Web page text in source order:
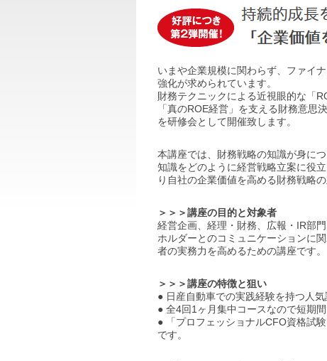
いまや企業規模に関わらず、ファイ
強化が求められています。
財務テクニックによる近視眼的な「
「真のROE経営」を支える財務意思
を研修会として開催致します。
本講座では、財務戦略の知識が身に
知識をどのように経営戦略立案に役
り自社の企業価値を高める財務戦略
＞＞＞講座の目的と対象者
経営企画、経理・財務、広報・IR部
ホルダーとのコミュニケーションに
者の実務力を高めるための講座です。
＞＞＞講座の特徴と狙い
● 日産自動車での実践経験を持つ人
● 全4回1ヶ月集中コースなので短期
● 「プロフェッショナルCFO資格試
です。